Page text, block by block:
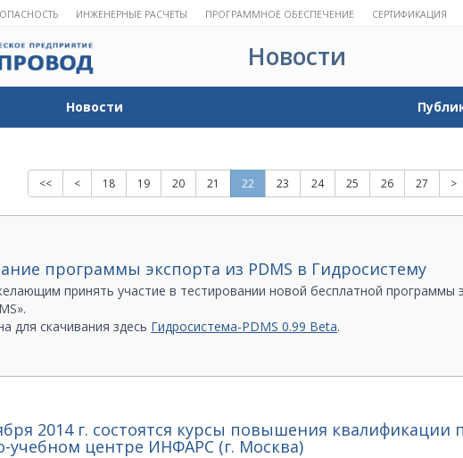
ИНЖЕНЕРНЫЕ РАСЧЕТЫ ПРОГРАММНОЕ ОБЕСПЕЧЕНИЕ СЕРТИФИКАЦИЯ
Новости
Новости
<< < 18 19 20 21 22 23 24 25 26 27 >
программы экспорта из PDMS в Гидросистему
принять участие в тестировании новой бесплатной программы
для скачивания здесь Гидросистема-PDMS 0.99 Beta.
и замечаниям по адресу
2014 г. состоятся курсы повышения
учебном центре ИНФАРС (г. Москва)